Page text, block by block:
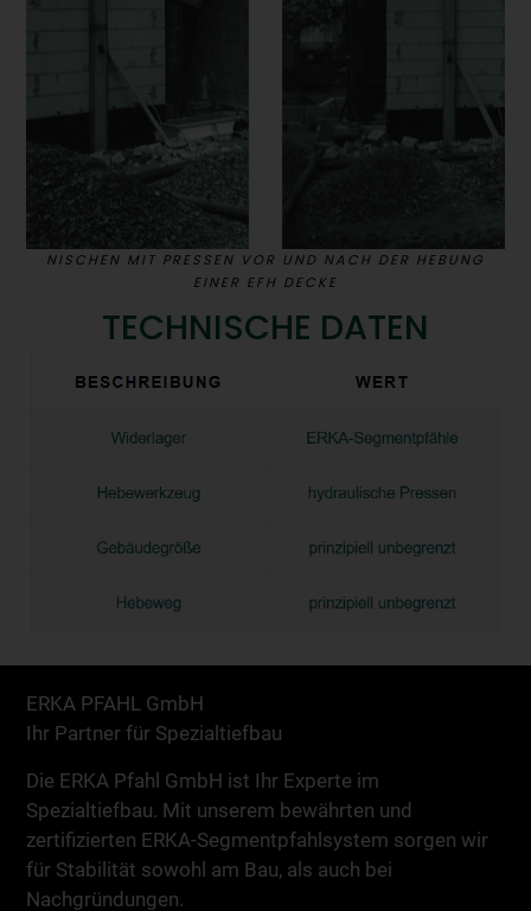
NISCHEN MIT PRESSEN VOR UND NACH DER HEBUNG
EINER EFH DECKE
TECHNISCHE DATEN
ERKA PFAHL GmbH
Ihr Partner für Spezialtiefbau
Die ERKA Pfahl GmbH ist Ihr Experte im
Spezialtiefbau. Mit unserem bewährten und
zertifizierten ERKA-Segmentpfahlsystem sorgen wir
für Stabilität sowohl am Bau, als auch bei
Nachgründungen.